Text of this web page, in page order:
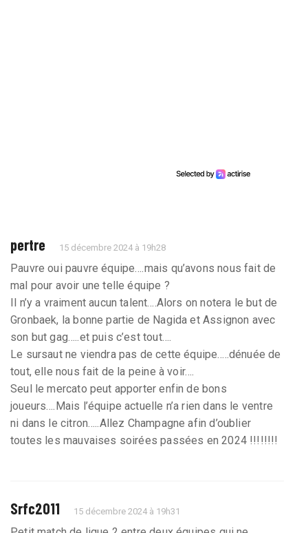
pertre 15 décembre 2024 à 19h28
Pauvre oui pauvre équipe….mais qu’avons nous fait de
mal pour avoir une telle équipe ?
Il n’y a vraiment aucun talent….Alors on notera le but de
Gronbaek, la bonne partie de Nagida et Assignon avec
son but gag…..et puis c’est tout….
Le sursaut ne viendra pas de cette équipe…..dénuée de
tout, elle nous fait de la peine à voir….
Seul le mercato peut apporter enfin de bons
joueurs….Mais l’équipe actuelle n’a rien dans le ventre
ni dans le citron…..Allez Champagne afin d’oublier
toutes les mauvaises soirées passées en 2024 !!!!!!!!
Srfc2011 15 décembre 2024 à 19h31